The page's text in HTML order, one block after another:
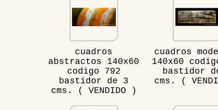
cuadros
abstractos 140x60
codigo 792
bastidor de 3
cms. ( VENDIDO )
cuadros
140x60
bastidor
cms. (